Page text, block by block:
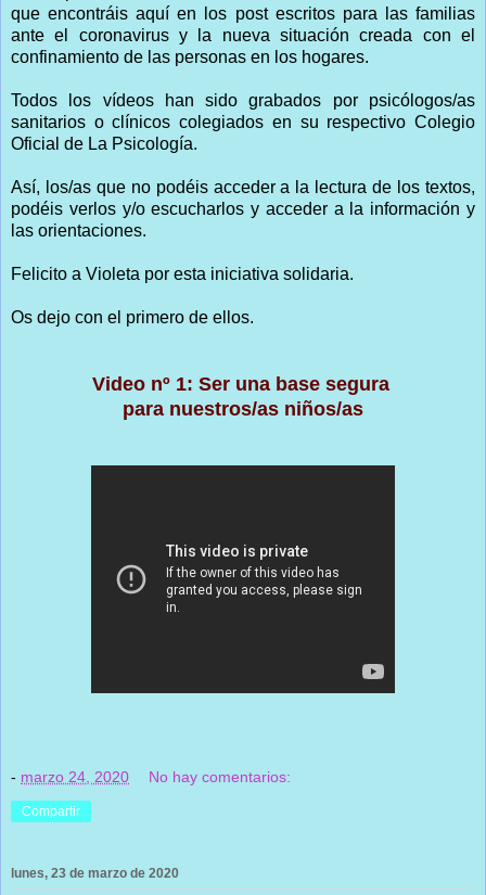
que encontráis aquí en los post escritos para las familias
ante el coronavirus y la nueva situación creada con el
confinamiento de las personas en los hogares.
Todos los vídeos han sido grabados por psicólogos/as
sanitarios o clínicos colegiados en su respectivo Colegio
Oficial de La Psicología.
Así, los/as que no podéis acceder a la lectura de los textos,
podéis verlos y/o escucharlos y acceder a la información y
las orientaciones.
Felicito a Violeta por esta iniciativa solidaria.
Os dejo con el primero de ellos.
Video nº 1: Ser una base segura
para nuestros/as niños/as
- marzo 24, 2020 No hay comentarios:
Compartir
lunes, 23 de marzo de 2020